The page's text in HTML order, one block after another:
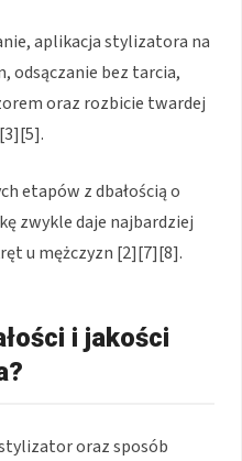
aplikacja stylizatora na
odsączanie bez tarcia,
oraz rozbicie twardej
etapów z dbałością o
zwykle daje najbardziej
u mężczyzn [2][7][8].
i jakości
oraz sposób